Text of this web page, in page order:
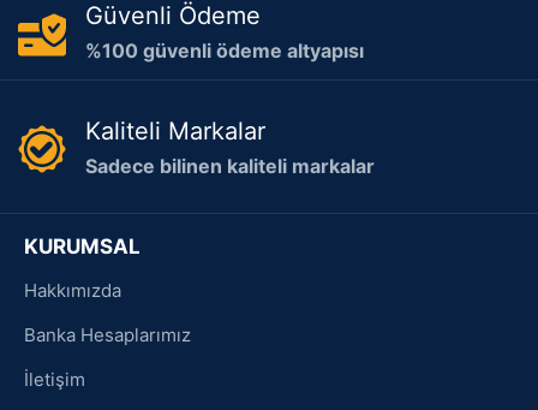
Güvenli Ödeme
%100 güvenli ödeme altyapısı
Kaliteli Markalar
Sadece bilinen kaliteli markalar
KURUMSAL
Hakkımızda
Banka Hesaplarımız
İletişim